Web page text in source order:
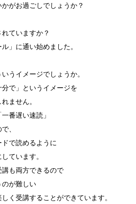
かがお過ごしでしょうか？
ていますか？
」に通い始めました。
うイメージでしょうか。
分で」というイメージを
ません。
番遅い速読」
、
で読めるように
ています。
も両方できるので
のが難しい
く受講することができています。